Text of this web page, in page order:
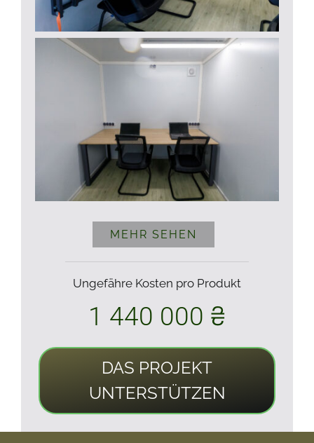
MEHR SEHEN
Ungefähre Kosten pro Produkt
1 440 000 ₴
DAS PROJEKT
UNTERSTÜTZEN